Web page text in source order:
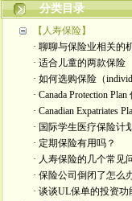
分类目录
【人寿保险】
· 聊聊与保险业相关的
· 适合儿童的两款保险
· 如何选购保险（
· Canada Protection
· Canadian Expatriates
· 国际学生医疗保险计划
· 定期保险有用吗？
· 人寿保险的几个常见
· 保险公司倒闭了怎么
· 谈谈UL保单的投资功